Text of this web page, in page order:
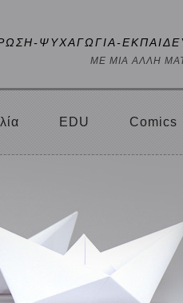
ΨΥΧΑΓΩΓΙΑ-
ΜΕ ΜΙΑ ΑΛΛΗ
EDU Comics